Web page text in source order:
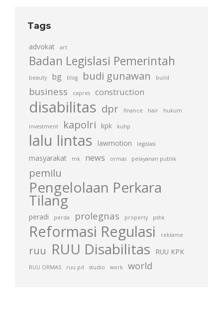
Tags
advokat art
Badan Legislasi Pemerintah
beauty bg blog budi gunawan build
business capres construction
disabilitas dpr finance hair hukum
investment kapolri kpk kuhp
lalu lintas lawmotion legislasi
masyarakat mk news ormas pelayanan publik
pemilu
Pengelolaan Perkara
Tilang
peradi perda prolegnas property pshk
Reformasi Regulasi reklame
ruu RUU Disabilitas RUU KPK
RUU ORMAS ruu pd studio work world